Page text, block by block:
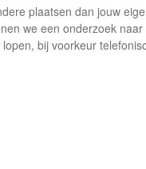
plaatsen dan jouw
we een onderzoek
bij voorkeur